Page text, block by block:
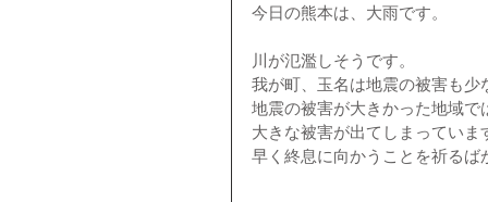
今日の熊本は、大雨です。
川が氾濫しそうです。
我が町、玉名は地震の被害も少
地震の被害が大きかった地域で
大きな被害が出てしまっていま
早く終息に向かうことを祈るば